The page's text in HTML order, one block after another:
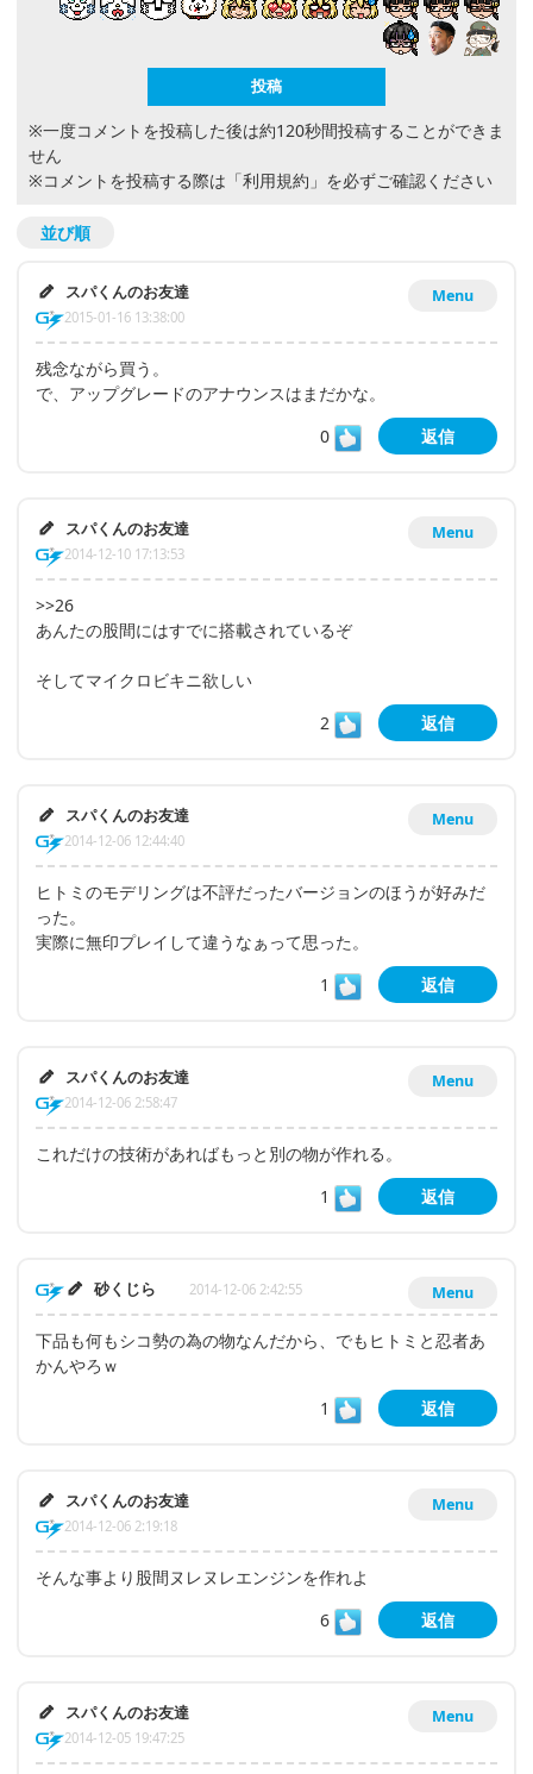
※一度コメントを投稿した後は約120秒間投稿することができま
せん
※コメントを投稿する際は 「利用規約」 を必ずご確認ください
並び順
Menu
スパくんのお友達
2015-01-16 13:38:00
残念ながら買う。
で、アップグレードのアナウンスはまだかな。
0
返信
Menu
スパくんのお友達
2014-12-10 17:13:53
>>26
あんたの股間にはすでに搭載されているぞ
そしてマイクロビキニ欲しい
2
返信
Menu
スパくんのお友達
2014-12-06 12:44:40
ヒトミのモデリングは不評だったバージョンのほうが好みだ
った。
実際に無印プレイして違うなぁって思った。
1
返信
Menu
スパくんのお友達
2014-12-06 2:58:47
これだけの技術があればもっと別の物が作れる。
1
返信
Menu
砂くじら 2014-12-06 2:42:55
下品も何もシコ勢の為の物なんだから、でもヒトミと忍者あ
かんやろｗ
1
返信
Menu
スパくんのお友達
2014-12-06 2:19:18
そんな事より股間ヌレヌレエンジンを作れよ
6
返信
Menu
スパくんのお友達
2014-12-05 19:47:25